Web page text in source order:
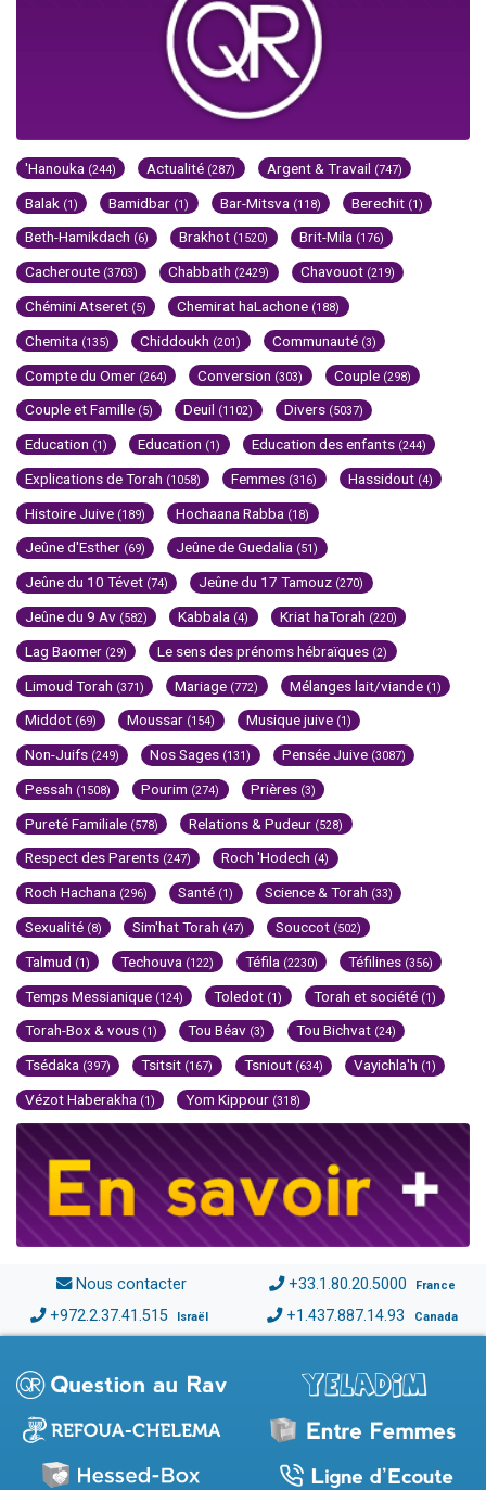
'Hanouka (244) Actualité (287) Argent & Travail (747)
Balak (1) Bamidbar (1) Bar-Mitsva (118) Berechit (1)
Beth-Hamikdach (6) Brakhot (1520) Brit-Mila (176)
Cacheroute (3703) Chabbath (2429) Chavouot (219)
Chémini Atseret (5) Chemirat haLachone (188)
Chemita (135) Chiddoukh (201) Communauté (3)
Compte du Omer (264) Conversion (303) Couple (298)
Couple et Famille (5) Deuil (1102) Divers (5037)
Education (1) Education (1) Education des enfants (244)
Explications de Torah (1058) Femmes (316) Hassidout (4)
Histoire Juive (189) Hochaana Rabba (18)
Jeûne d'Esther (69) Jeûne de Guedalia (51)
Jeûne du 10 Tévet (74) Jeûne du 17 Tamouz (270)
Jeûne du 9 Av (582) Kabbala (4) Kriat haTorah (220)
Lag Baomer (29) Le sens des prénoms hébraïques (2)
Limoud Torah (371) Mariage (772) Mélanges lait/viande (1)
Middot (69) Moussar (154) Musique juive (1)
Non-Juifs (249) Nos Sages (131) Pensée Juive (3087)
Pessah (1508) Pourim (274) Prières (3)
Pureté Familiale (578) Relations & Pudeur (528)
Respect des Parents (247) Roch 'Hodech (4)
Roch Hachana (296) Santé (1) Science & Torah (33)
Sexualité (8) Sim'hat Torah (47) Souccot (502)
Talmud (1) Techouva (122) Téfila (2230) Téfilines (356)
Temps Messianique (124) Toledot (1) Torah et société (1)
Torah-Box & vous (1) Tou Béav (3) Tou Bichvat (24)
Tsédaka (397) Tsitsit (167) Tsniout (634) Vayichla'h (1)
Vézot Haberakha (1) Yom Kippour (318)
Nous contacter +33.1.80.20.5000 France
+972.2.37.41.515 Israël +1.437.887.14.93 Canada